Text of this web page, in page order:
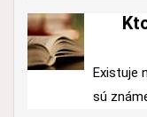
Existuje
sú